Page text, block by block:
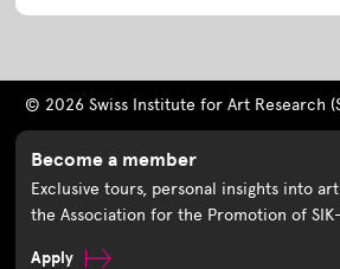
© 2026 Swiss Institute for Art Research
Become a member
Exclusive tours, personal insights into
the Association for the Promotion of SIK-
Apply